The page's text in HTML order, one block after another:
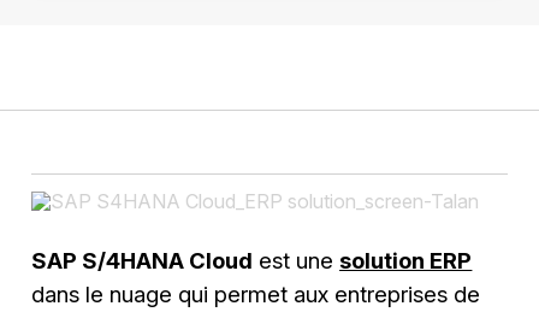
SAP S/4HANA Cloud est une solution ERP
dans le nuage qui permet aux entreprises de